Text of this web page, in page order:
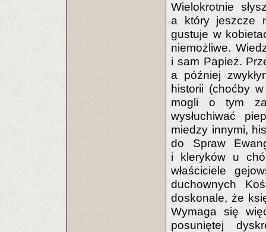
Wielokrotnie
a który jeszcze
gustuje w
niemożliwe.
i sam Papież.
a później
historii (choćby
mogli o tym
wysłuchiwać
miedzy innymi,
do Spraw
i kleryków u
właściciele
duchownych
doskonale, że
Wymaga się
posuniętej